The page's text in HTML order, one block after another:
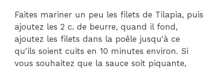
Faites mariner un peu les filets de Tilapia, puis
ajoutez les 2 c. de beurre, quand il fond,
ajoutez les filets dans la poêle jusqu'à ce
qu'ils soient cuits en 10 minutes environ. Si
vous souhaitez que la sauce soit piquante,